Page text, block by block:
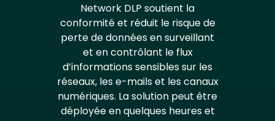
Network DLP soutient la
conformité et réduit le risque de
perte de données en surveillant
et en contrôlant le flux
d’informations sensibles sur les
réseaux, les e-mails et les canaux
numériques. La solution peut être
déployée en quelques heures et